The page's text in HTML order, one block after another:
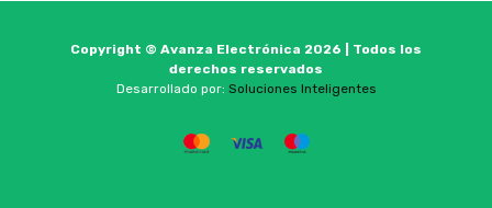
Copyright © Avanza Electrónica 2026 | Todos los
derechos reservados
Desarrollado por: Soluciones Inteligentes